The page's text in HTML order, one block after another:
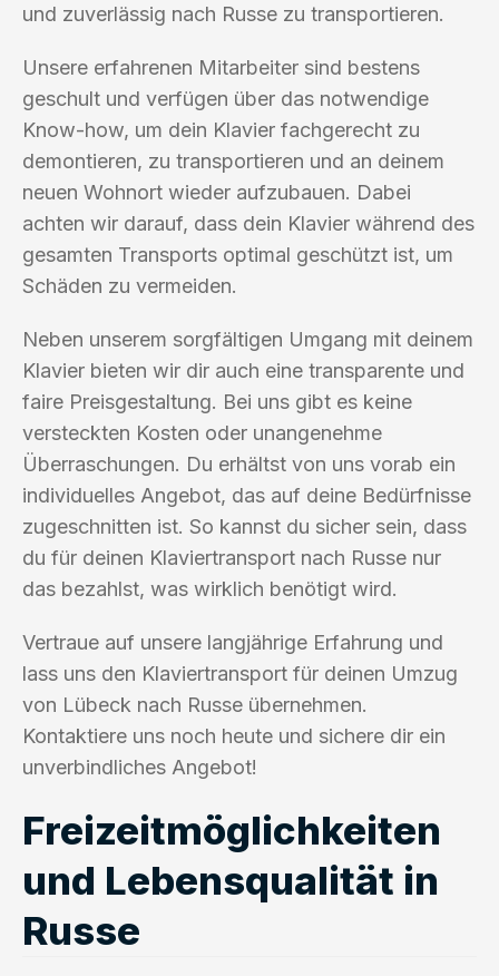
und zuverlässig nach Russe zu transportieren.
Unsere erfahrenen Mitarbeiter sind bestens
geschult und verfügen über das notwendige
Know-how, um dein Klavier fachgerecht zu
demontieren, zu transportieren und an deinem
neuen Wohnort wieder aufzubauen. Dabei
achten wir darauf, dass dein Klavier während des
gesamten Transports optimal geschützt ist, um
Schäden zu vermeiden.
Neben unserem sorgfältigen Umgang mit deinem
Klavier bieten wir dir auch eine transparente und
faire Preisgestaltung. Bei uns gibt es keine
versteckten Kosten oder unangenehme
Überraschungen. Du erhältst von uns vorab ein
individuelles Angebot, das auf deine Bedürfnisse
zugeschnitten ist. So kannst du sicher sein, dass
du für deinen Klaviertransport nach Russe nur
das bezahlst, was wirklich benötigt wird.
Vertraue auf unsere langjährige Erfahrung und
lass uns den Klaviertransport für deinen Umzug
von Lübeck nach Russe übernehmen.
Kontaktiere uns noch heute und sichere dir ein
unverbindliches Angebot!
Freizeitmöglichkeiten
und Lebensqualität in
Russe